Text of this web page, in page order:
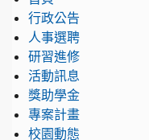
行政公告
人事選聘
研習進修
活動訊息
獎助學金
專案計畫
校園動態